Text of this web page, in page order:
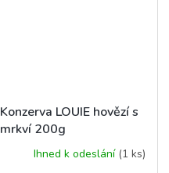
Konzerva LOUIE hovězí s
mrkví 200g
Ihned k odeslání (1 ks)